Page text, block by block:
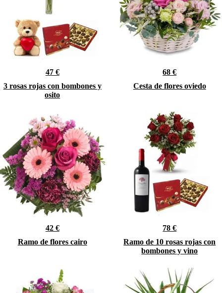
47 €
3 rosas rojas con bombones y
osito
68 €
Cesta de flores oviedo
42 €
Ramo de flores cairo
78 €
Ramo de 10 rosas rojas con
bombones y vino